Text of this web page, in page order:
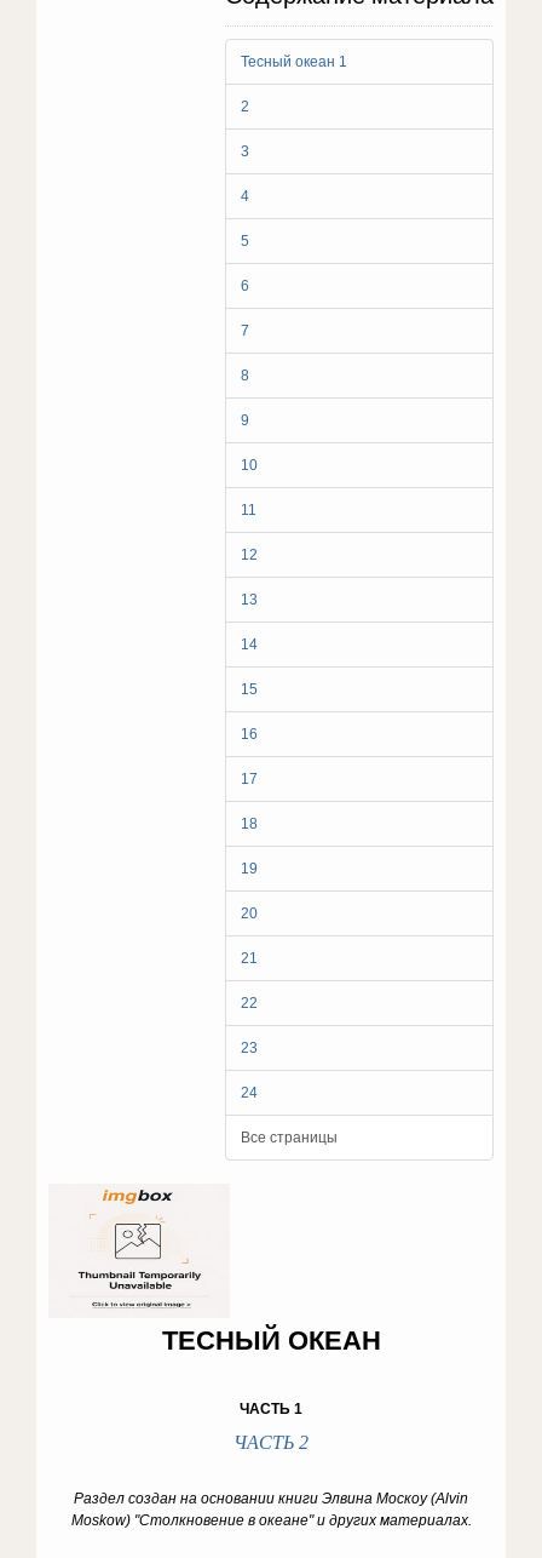
Тесный океан 1
2
3
4
5
6
7
8
9
10
11
12
13
14
15
16
17
18
19
20
21
22
23
24
Все страницы
ТЕСНЫЙ ОКЕАН
ЧАСТЬ 1
ЧАСТЬ 2
Раздел создан на основании книги Элвина Москоу (Alvin
Moskow) "Столкновение в океане" и других материалах.